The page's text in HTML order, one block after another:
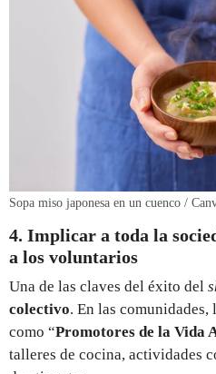
Sopa miso japonesa en un cuenco /
4. Implicar a toda la
a los voluntarios
Una de las claves del éxito del
colectivo. En las comunidades,
como “Promotores de la Vida
talleres de cocina, actividades